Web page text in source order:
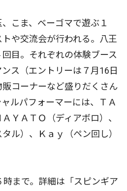
こま、ベーゴマで遊ぶ１
や交流会が行われる。八王
目。それぞれの体験ブース
ス（エントリーは７月16日
販コーナーなど盛りだくさん
ルパフォーマーには、ＴＡ
ＹＡＴＯ（ディアボロ）、
ル）、Ｋａｙ（ペン回し）
まで。詳細は「スピンギア